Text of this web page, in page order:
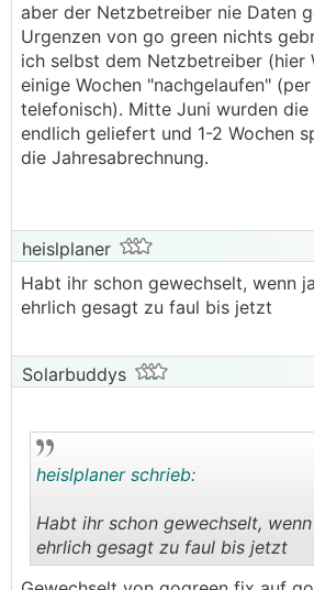
Bei mir auch das selbe, ich
sich einfach Zeit da zuviel
aber der Netzbetreiber nie Daten
Urgenzen von go green nichts
ich selbst dem Netzbetreiber (hier
einige Wochen "nachgelaufen"
telefonisch). Mitte Juni wurden die
endlich geliefert und 1-2 Wochen
die Jahresabrechnung.
heislplaner
Habt ihr schon gewechselt, wenn
ehrlich gesagt zu faul bis jetzt
Solarbuddys
..
heislplaner schrieb:
Habt ihr schon gewechselt,
ehrlich gesagt zu faul bis jetzt